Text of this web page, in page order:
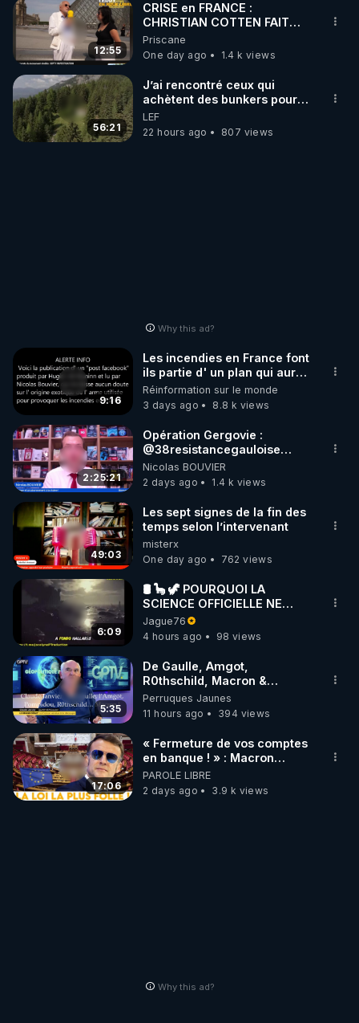
12:55
CRISE en FRANCE :
CHRISTIAN COTTEN FAIT
une étrange découverte
Priscane
One day ago
1.4 k views
56:21
J’ai rencontré ceux qui
achètent des bunkers pour
survivre à la fin du monde
LEF
22 hours ago
807 views
Why this ad?
9:16
Les incendies en France font
ils partie d' un plan qui aurait
débuté le 11 septembre 2001
?
Réinformation sur le monde
3 days ago
8.8 k views
2:25:21
Opération Gergovie :
‪@38resistancegauloise‬
‪@MarionSigautOfficiel‬
‪@gladysriifard5710‬ Laëtitia
Nicolas BOUVIER
2 days ago
1.4 k views
49:03
Les sept signes de la fin des
temps selon l’intervenant
misterx
One day ago
762 views
6:09
🛢 🦕 🦖 POURQUOI LA
SCIENCE OFFICIELLE NE
CONNAÎT-ELLE PAS LA VRAIE
ORIGINE DU PÉTROLE ?
Jague76
4 hours ago
98 views
5:35
De Gaulle, Amgot,
R0thschild, Macron &
Pompidou… Macron Claude
Janvier, GPTV, 18 X 2024
Perruques Jaunes
11 hours ago
394 views
17:06
« Fermeture de vos comptes
en banque ! » : Macron
impose une loi folle !
PAROLE LIBRE
2 days ago
3.9 k views
Why this ad?